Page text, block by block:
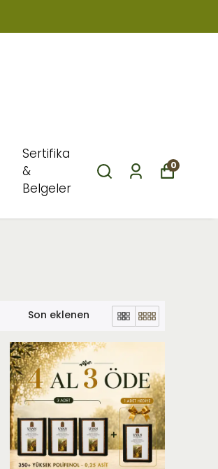
Sertifika
&
Belgeler
0
Son eklenen